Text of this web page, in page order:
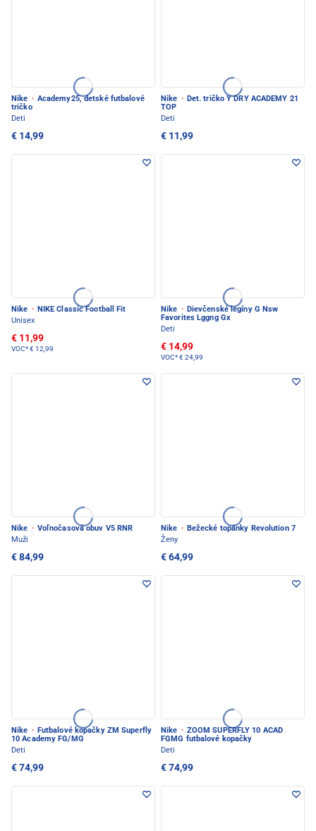
Nike · Academy25, detské futbalové
tričko
Deti
€ 14,99
Nike · Det. tričko Y DRY ACADEMY 21
TOP
Deti
€ 11,99
Nike · NIKE Classic Football Fit
Unisex
€ 11,99
VOC*€ 12,99
Nike · Dievčenské legíny G Nsw
Favorites Lggng Gx
Deti
€ 14,99
VOC*€ 24,99
Nike · Voľnočasová obuv V5 RNR
Muži
€ 84,99
Nike · Bežecké topánky Revolution 7
Ženy
€ 64,99
Nike · Futbalové kopačky ZM Superfly
10 Academy FG/MG
Deti
€ 74,99
Nike · ZOOM SUPERFLY 10 ACAD
FGMG futbalové kopačky
Deti
€ 74,99